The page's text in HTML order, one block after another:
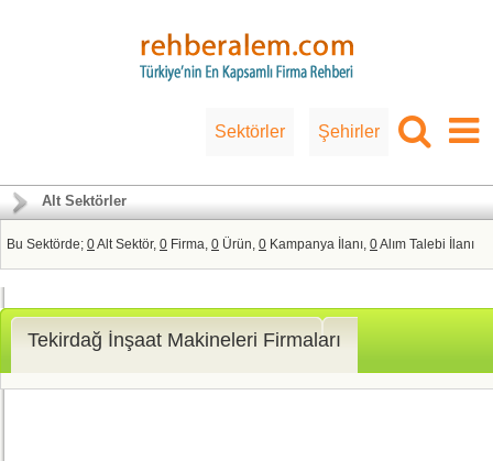
Sektörler Şehirler
Alt Sektörler
Bu Sektörde; 0Alt Sektör, 0 Firma, 0 Ürün, 0 Kampanya İlanı, 0Alım Talebi İlanı
Tekirdağ İnşaat Makineleri Firmaları